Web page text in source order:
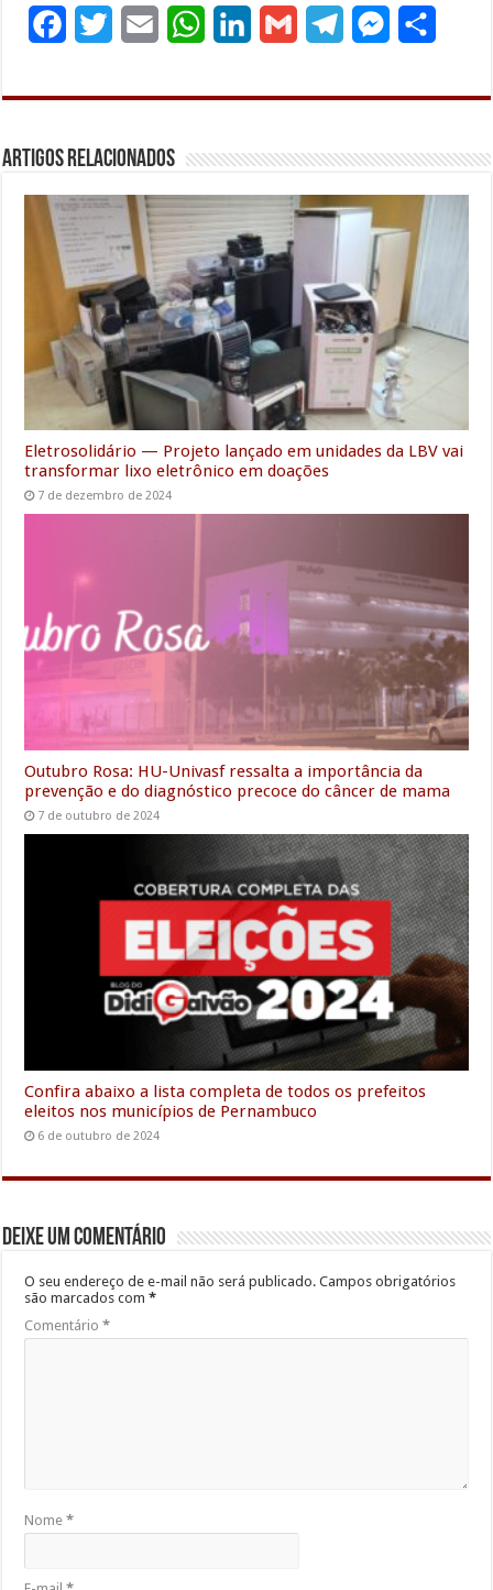
c
b
o
o
k
i
t
e
r
a
l
W
a
s
A
p
p
n
e
d
a
l
l
g
r
m
M
s
e
r
a
e
Artigos Relacionados
Eletrosolidário — Projeto lançado em unidades da LBV vai
transformar lixo eletrônico em doações
7 de dezembro de 2024
Outubro Rosa: HU-Univasf ressalta a importância da
prevenção e do diagnóstico precoce do câncer de mama
7 de outubro de 2024
Confira abaixo a lista completa de todos os prefeitos
eleitos nos municípios de Pernambuco
6 de outubro de 2024
Deixe um comentário
O seu endereço de e-mail não será publicado. Campos obrigatórios
são marcados com*
Comentário*
Nome*